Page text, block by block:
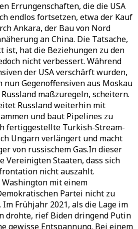
Errungenschaften, die die USA
endlos fortsetzen, etwa der Kauf
Ankara, der Bau von Nord
an China. Die Tatsache,
ist, hat die Beziehungen zu den
nicht verbessert. Während
der USA verschärft wurden,
nun Gegenoffensiven aus Moskau
maßzuregeln, scheitern.
Russland weiterhin mit
und baut Pipelines zu
fertiggestellte Turkish-Stream-
Ungarn verlängert und macht
von russischem Gas.In dieser
Vereinigten Staaten, dass sich
nicht auszahlt.
mit einem
Partei nicht zu
Frühjahr 2021, als die Lage im
drohte, rief Biden dringend Putin
gewisse Entspannung. Bei einem